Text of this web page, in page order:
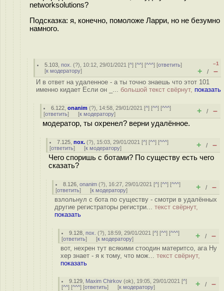
networksolutions?
Подсказка: я, конечно, помоложе Ларри, но не безумно
намного.
5.103 ,пох. (?), 10:12, 29/01/2021 [^] [^^] [^^^] [ответить]
[к модератору]
–1
+ / –
И в ответ на удаленное - а ты точно знаешь что этот 101
именно кидает Если он _... большой текст свёрнут, показать
6.122 ,onanim (?), 14:58, 29/01/2021 [^] [^^] [^^^]
[ответить] [к модератору] + / –
модератор, ты охренел? верни удалённое.
7.125 ,пох. (?), 15:03, 29/01/2021 [^] [^^] [^^^]
[ответить] [к модератору] + / –
Чего споришь с ботами? По существу есть чего
сказать?
8.126 ,onanim (?), 16:27, 29/01/2021 [^] [^^] [^^^]
[ответить] [к модератору] + / –
взлольнул с бота по существу - смотри в удалённых
другие регистраторы регистри... текст свёрнут,
показать
9.128 ,пох. (?), 18:59, 29/01/2021 [^] [^^] [^^^]
[ответить] [к модератору] + / –
вот, нехрен тут всякими стоодин материтсо, ага Ну
хер знает - я к тому, что мож... текст свёрнут,
показать
9.129 Maxim Chirkov (ok), 19:05, 29/01/2021 [^]
[^^] [^^^] [ответить] [к модератору] + / –